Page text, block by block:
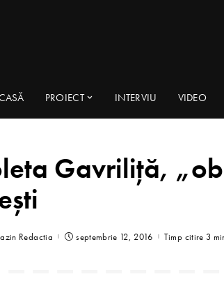
PROIECT INTERVIU VIDEO
Gavriliţă,
Redactia septembrie 12, 2016 Timp citire 3